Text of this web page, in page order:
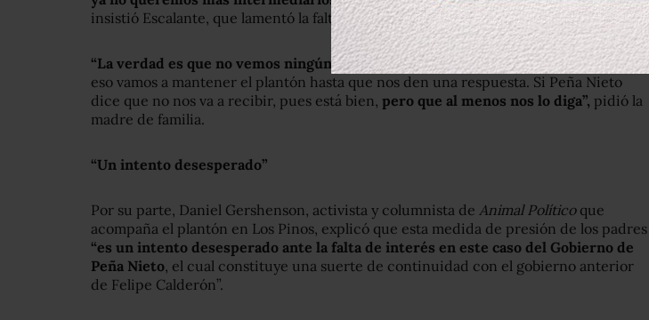
insistió Escalante, que lamentó la falta de respuesta del mandatario.
“La verdad es que no vemos ningún tipo de acercamientos con Presidencia.Por
eso vamos a mantener el plantón hasta que nos den una respuesta. Si Peña Nieto
dice que no nos va a recibir, pues está bien, pero que al menos nos lo diga”, pidió la
madre de familia.
“Un intento desesperado”
Por su parte, Daniel Gershenson, activista y columnista de Animal Políticoque
acompaña el plantón en Los Pinos, explicó que esta medida de presión de los padres
“es un intento desesperado ante la falta de interés en este caso del Gobierno de
Peña Nieto, el cual constituye una suerte de continuidad con el gobierno anterior
de Felipe Calderón”.